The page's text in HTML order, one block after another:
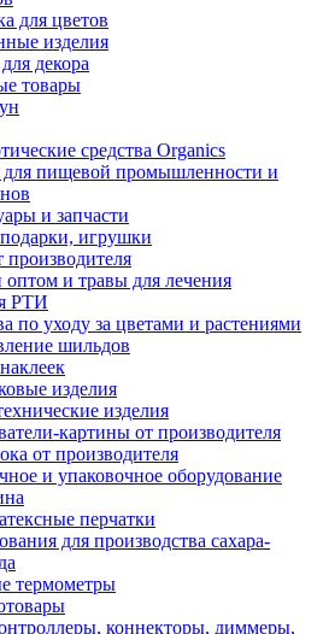
для цветов
изделия
декора
товары
средства Organics
пищевой промышленности и
и запчасти
игрушки
производителя
и травы для лечения
РТИ
по уходу за цветами и растениями
шильдов
изделия
изделия
картины от производителя
от производителя
и упаковочное оборудование
перчатки
для производства сахара-
термометры
коннекторы, диммеры,